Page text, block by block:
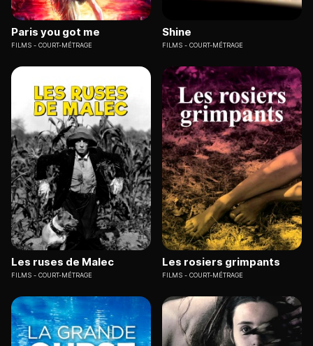
Paris you got me
FILMS COURT-MÉTRAGE
Shine
FILMS COURT-MÉTRAGE
Les ruses de Malec
FILMS COURT-MÉTRAGE
Les rosiers grimpants
FILMS COURT-MÉTRAGE